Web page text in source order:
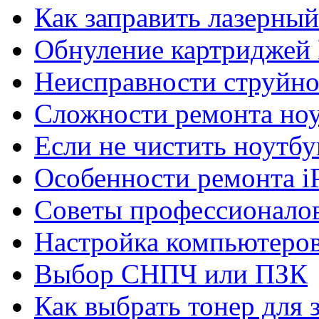
Как заправить
Обнуление
Неисправности
Сложности ремонта
Если не чистить
Особенности ремонта
Советы
Настройка
Выбор СНПЧ или ПЗК
Как выбрать тонер для